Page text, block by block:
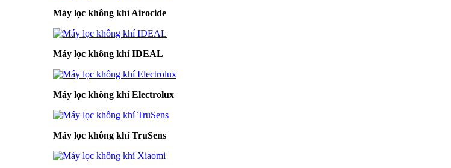
Máy lọc không khí Airocide
Máy lọc không khí IDEAL
Máy lọc không khí Electrolux
Máy lọc không khí TruSens